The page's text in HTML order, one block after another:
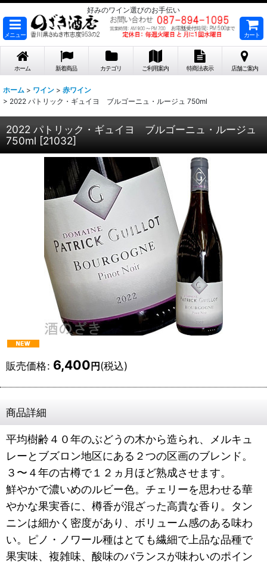
好みのワイン選びのお手伝い
メニュー カート
ホーム 新着商品 カテゴリ ご利用案内 特商法表示 店舗ご案内
ホーム > ワイン > 赤ワイン
> 2022 パトリック・ギュイヨ ブルゴーニュ・ルージュ 750ml
2022 パトリック・ギュイヨ ブルゴーニュ・ルージュ
750ml [21032]
販売価格: 6,400 円 (税込)
商品詳細
平均樹齢４０年のぶどうの木から造られ、メルキュ
レーとブズロン地区にある２つの区画のブレンド。
３〜４年の古樽で１２ヵ月ほど熟成させます。
鮮やかで濃いめのルビー色。チェリーを思わせる華
やかな果実香に、樽香が混ざった高貴な香り。タン
ニンは細かく密度があり、ボリューム感のある味わ
い。ピノ・ノワール種はとても繊細で上品な品種で
果実味、複雑味、酸味のバランスが味わいのポイン